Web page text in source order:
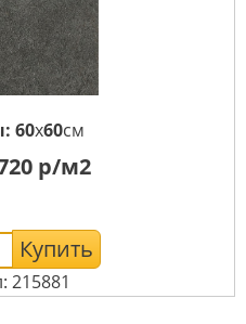
60x60см
р/м2
Купить
215881